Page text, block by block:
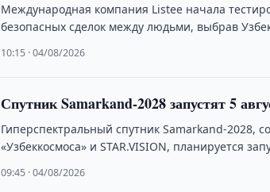
Международная компания Listee начала
безопасных сделок между людьми, выбрав
10:15 · 04/08/2026
Спутник Samarkand-2028 запустят 5
Гиперспектральный спутник Samarkand-2028,
«Узбеккосмоса» и STAR.VISION, планируется
09:45 · 04/08/2026